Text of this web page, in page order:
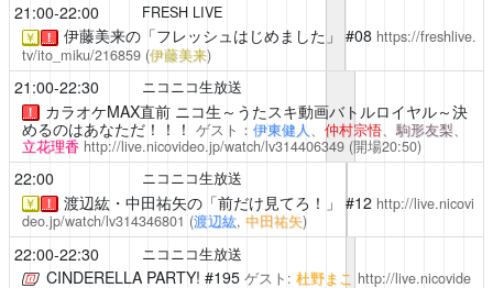
21:00-22:00 FRESH LIVE
￥ ！ 伊藤美来の「フレッシュはじめました」 #08 https://freshlive.
tv/ito_miku/216859 (伊藤美来)
21:00-22:30 ニコニコ生放送
！
カラオケMAX直前 ニコ生～うたスキ動画バトルロイヤル～決
めるのはあなただ！！！ ゲスト： 伊東健人、 仲村宗悟、 駒形友梨、
立花理香 http://live.nicovideo.jp/watch/lv314406349(開場20:50)
22:00 ニコニコ生放送
￥ ！ 渡辺紘・中田祐矢の「前だけ見てろ！」 #12 http://live.nicovi
deo.jp/watch/lv314346801 (渡辺紘, 中田祐矢)
22:00-22:30 ニコニコ生放送
CINDERELLA PARTY! #195 ゲスト: 杜野まこ http://live.nicovide